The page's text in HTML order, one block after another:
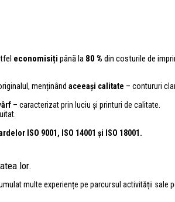
economisiți până la 80 % din costurile de
menținând aceeași calitate – contururi
– caracterizat prin luciu și printuri de calitate.
ISO 9001, ISO 14001 și ISO 18001.
lor.
multe experiențe pe parcursul activității sale